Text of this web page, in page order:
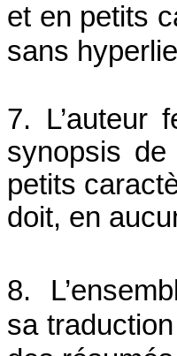
et en petits
sans
7. L’auteur
synopsis
petits
doit, en
8.
sa